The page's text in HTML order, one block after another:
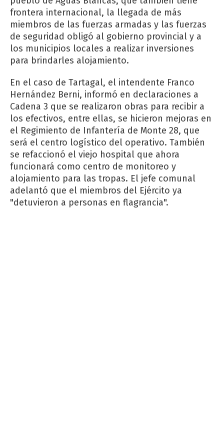
frontera internacional, la llegada de más
miembros de las fuerzas armadas y las fuerzas
de seguridad obligó al gobierno provincial y a
los municipios locales a realizar inversiones
para brindarles alojamiento.
En el caso de Tartagal, el intendente Franco
Hernández Berni, informó en declaraciones a
Cadena 3 que se realizaron obras para recibir a
los efectivos, entre ellas, se hicieron mejoras en
el Regimiento de Infantería de Monte 28, que
será el centro logístico del operativo. También
se refaccionó el viejo hospital que ahora
funcionará como centro de monitoreo y
alojamiento para las tropas. El jefe comunal
adelantó que el miembros del Ejército ya
"detuvieron a personas en flagrancia".